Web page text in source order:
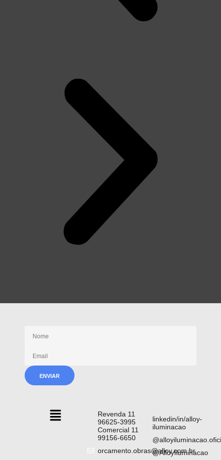
Receba nossas novidades
Revenda 11
96625-3995
Comercial 11
99156-6650
orcamento.obras@alloy.com.br
linkedin/in/alloy-
iluminacao
@AlloyIluminacao